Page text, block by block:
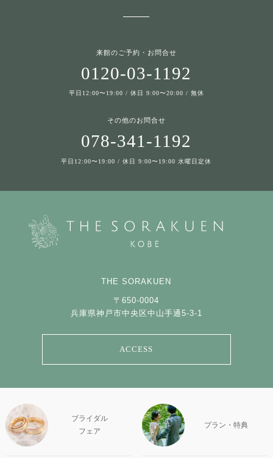
来館のご予約・お問合せ
0120-03-1192
平日12:00〜19:00 / 休日 9:00〜20:00 / 無休
その他のお問合せ
078-341-1192
平日12:00〜19:00 / 休日 9:00〜19:00 水曜日定休
THE SORAKUEN
〒650-0004
兵庫県神戸市中央区中山手通5-3-1
ACCESS
ブライダル
フェア
プラン・特典